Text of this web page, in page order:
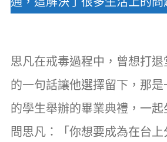
思凡在戒毒過程中，曾想打
的一句話讓他選擇留下，那
的學生舉辦的畢業典禮，一
問思凡：「你想要成為在台